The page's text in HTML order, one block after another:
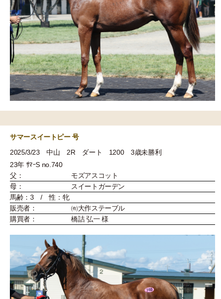
サマースイートピー 号
2025/3/23 中山 2R ダート 1200 3歳未勝利
23年 ｻﾏｰS no.740
父：
モズアスコット
母：
スイートガーデン
馬齢：3 / 性：牝
販売者：
㈲大作ステーブル
購買者：
橋詰 弘一 様